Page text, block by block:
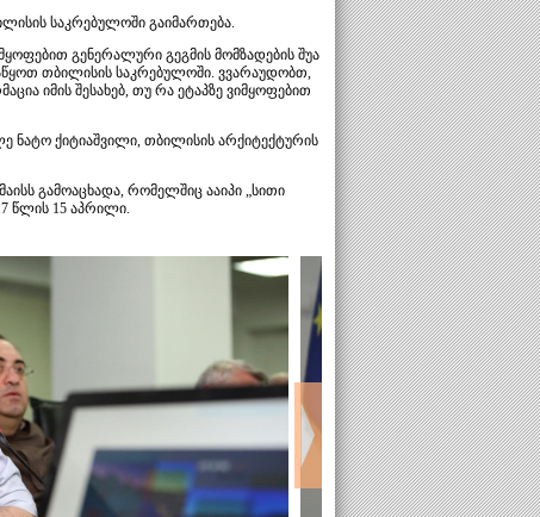
საკრებულოში გაიმართება.
გენერალური გეგმის მომზადების შუა
თბილისის საკრებულოში. ვვარაუდობთ,
იმის შესახებ, თუ რა ეტაპზე ვიმყოფებით
ნატო ქიტიაშვილი, თბილისის არქიტექტურის
გამოაცხადა, რომელშიც ააიპი „სითი
წლის 15 აპრილი.